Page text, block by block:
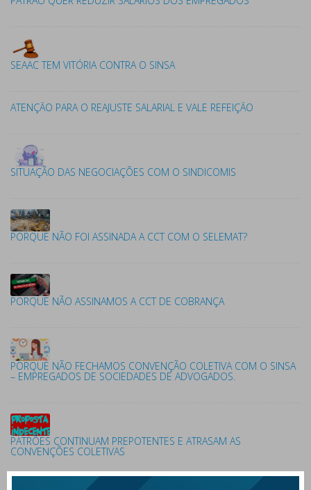
SEAAC TEM VITÓRIA CONTRA O SINSA
ATENÇÃO PARA O REAJUSTE SALARIAL E VALE REFEIÇÃO
SITUAÇÃO DAS NEGOCIAÇÕES COM O SINDICOMIS
PORQUE NÃO FOI ASSINADA A CCT COM O SELEMAT?
PORQUE NÃO ASSINAMOS A CCT DE COBRANÇA
PORQUE NÃO FECHAMOS CONVENÇÃO COLETIVA COM O SINSA
– EMPREGADOS DE SOCIEDADES DE ADVOGADOS.
PATRÕES CONTINUAM PREPOTENTES E ATRASAM AS
CONVENÇÕES COLETIVAS